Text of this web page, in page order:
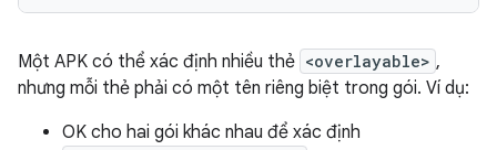
Một APK có thể xác định nhiều thẻ <overlayable> ,
nhưng mỗi thẻ phải có một tên riêng biệt trong gói. Ví dụ:
OK cho hai gói khác nhau để xác định